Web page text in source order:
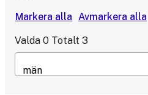
Valda 0 Totalt 3